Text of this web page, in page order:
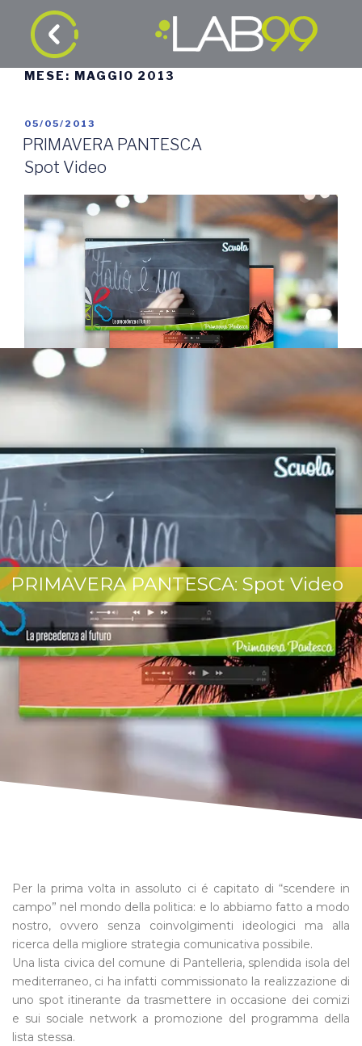
MESE: MAGGIO 2013
05/05/2013
PRIMAVERA PANTESCA
Spot Video
PRIMAVERA PANTESCA: Spot Video
Per la prima volta in assoluto ci é capitato di “scendere in
campo” nel mondo della politica: e lo abbiamo fatto a modo
nostro, ovvero senza coinvolgimenti ideologici ma alla
ricerca della migliore strategia comunicativa possibile.
Una lista civica del comune di Pantelleria, splendida isola del
mediterraneo, ci ha infatti commissionato la realizzazione di
uno spot itinerante da trasmettere in occasione dei comizi
e sui sociale network a promozione del programma della
lista stessa.